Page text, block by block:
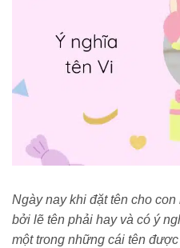
Ngày nay khi đặt tên cho
bởi lẽ tên phải hay và có ý
một trong những cái tên